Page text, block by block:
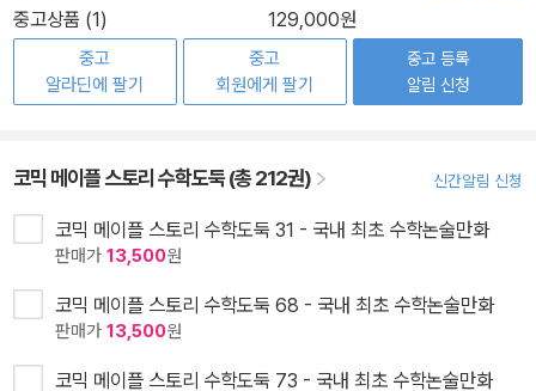
중고상품 (1) 129,000원
중고
알라딘에 팔기
중고
회원에게 팔기
중고 등록
알림 신청
코믹 메이플 스토리 수학도둑 (총 212권) 신간알림 신청
코믹 메이플 스토리 수학도둑 31 - 국내 최초 수학논술만화
판매가 13,500원
코믹 메이플 스토리 수학도둑 68 - 국내 최초 수학논술만화
판매가 13,500원
코믹 메이플 스토리 수학도둑 73 - 국내 최초 수학논술만화